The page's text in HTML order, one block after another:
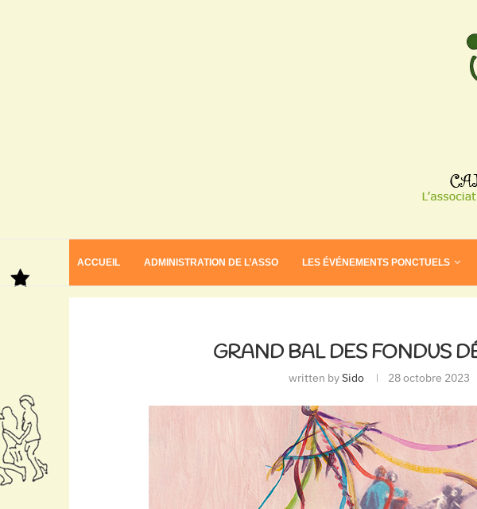
ACCUEIL ADMINISTRATION DE L’ASSO LES ÉVÉNEMENTS PONCTUELS
GRAND BAL DES FONDUS
written bySido 28 octobre 2023